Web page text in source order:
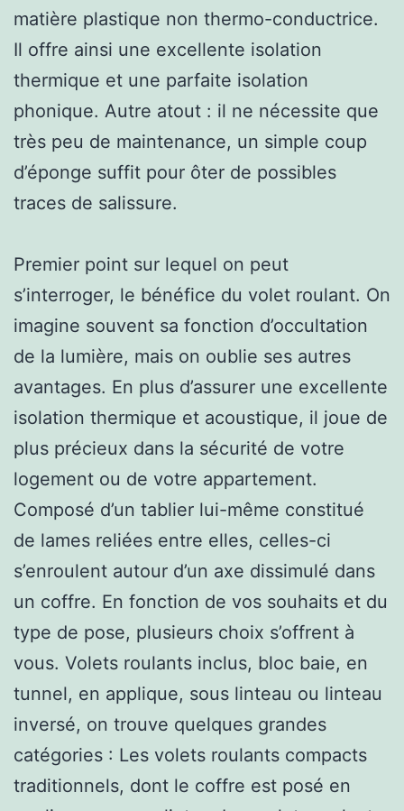
matière plastique non thermo-conductrice.
Il offre ainsi une excellente isolation
thermique et une parfaite isolation
phonique. Autre atout : il ne nécessite que
très peu de maintenance, un simple coup
d’éponge suffit pour ôter de possibles
traces de salissure.
Premier point sur lequel on peut
s’interroger, le bénéfice du volet roulant. On
imagine souvent sa fonction d’occultation
de la lumière, mais on oublie ses autres
avantages. En plus d’assurer une excellente
isolation thermique et acoustique, il joue de
plus précieux dans la sécurité de votre
logement ou de votre appartement.
Composé d’un tablier lui-même constitué
de lames reliées entre elles, celles-ci
s’enroulent autour d’un axe dissimulé dans
un coffre. En fonction de vos souhaits et du
type de pose, plusieurs choix s’offrent à
vous. Volets roulants inclus, bloc baie, en
tunnel, en applique, sous linteau ou linteau
inversé, on trouve quelques grandes
catégories : Les volets roulants compacts
traditionnels, dont le coffre est posé en